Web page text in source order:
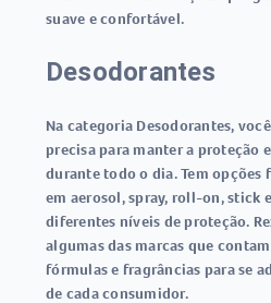
suave e confortável.
Desodorantes
Na categoria Desodorantes,
precisa para manter a proteção
durante todo o dia. Tem opções
em aerosol, spray, roll-on, stick
diferentes níveis de proteção.
algumas das marcas que
fórmulas e fragrâncias para se
de cada consumidor.